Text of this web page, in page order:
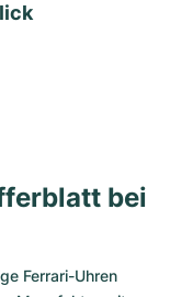
bei
Ferrari-Uhren